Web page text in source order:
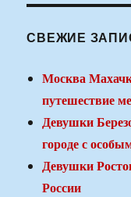
СВЕЖИЕ
Москва
путешествие
Девушки
городе с
Девушки
России